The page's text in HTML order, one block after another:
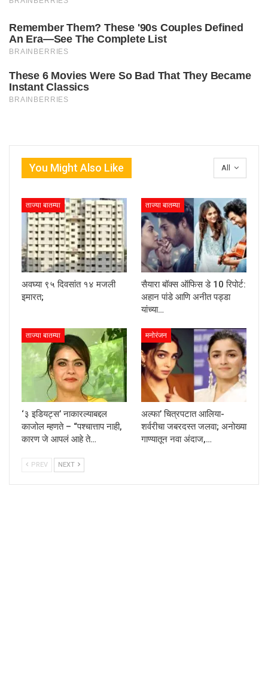
All
You Might Also Like
ताज्या बातम्या
अवघ्या ९५ दिवसांत १४ मजली
इमारत;
ताज्या बातम्या
सैयारा बॉक्स ऑफिस डे 10 रिपोर्ट:
अहान पांडे आणि अनीत पड्डा
यांच्या…
ताज्या बातम्या
‘३ इडियट्स’ नाकारल्याबद्दल
काजोल म्हणते – “पश्चात्ताप नाही,
कारण जे आपलं आहे ते…
मनोरंजन
अल्फा’ चित्रपटात आलिया-
शर्वरीचा जबरदस्त जलवा; अनोख्या
गाण्यातून नवा अंदाज,…
PREV NEXT